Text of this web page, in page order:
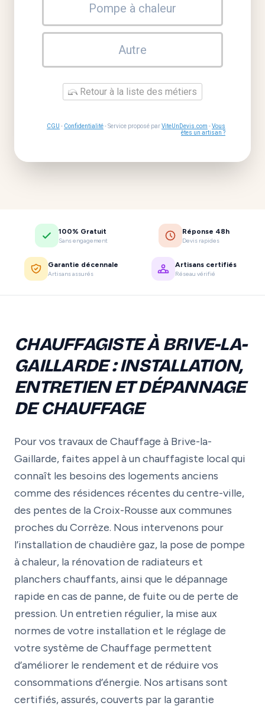
Pompe à chaleur
Autre
Retour à la liste des métiers
CGU - Confidentialité- Service proposé parViteUnDevis.com -Vous
êtes un artisan ?
100% Gratuit
Sans engagement
Réponse 48h
Devis rapides
Garantie décennale
Artisans assurés
Artisans certifiés
Réseau vérifié
CHAUFFAGISTE À BRIVE-LA-
GAILLARDE : INSTALLATION,
ENTRETIEN ET DÉPANNAGE
DE CHAUFFAGE
Pour vos travaux de Chauffage à Brive-la-
Gaillarde, faites appel à un chauffagiste local qui
connaît les besoins des logements anciens
comme des résidences récentes du centre-ville,
des pentes de la Croix-Rousse aux communes
proches du Corrèze. Nous intervenons pour
l’installation de chaudière gaz, la pose de pompe
à chaleur, la rénovation de radiateurs et
planchers chauffants, ainsi que le dépannage
rapide en cas de panne, de fuite ou de perte de
pression. Un entretien régulier, la mise aux
normes de votre installation et le réglage de
votre système de Chauffage permettent
d’améliorer le rendement et de réduire vos
consommations d’énergie. Nos artisans sont
certifiés, assurés, couverts par la garantie